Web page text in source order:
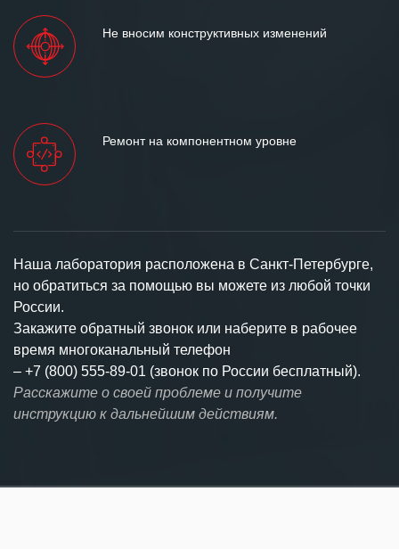
Не вносим конструктивных изменений
Ремонт на компонентном уровне
Наша лаборатория расположена в Санкт-Петербурге,
но обратиться за помощью вы можете из любой точки
России.
Закажите обратный звонок или наберите в рабочее
время многоканальный телефон
– +7 (800) 555-89-01 (звонок по России бесплатный).
Расскажите о своей проблеме и получите
инструкцию к дальнейшим действиям.